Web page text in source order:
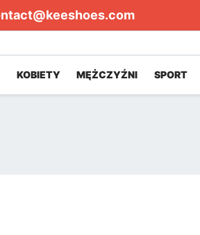
KOBIETY MĘŻCZYŹNI SPORT